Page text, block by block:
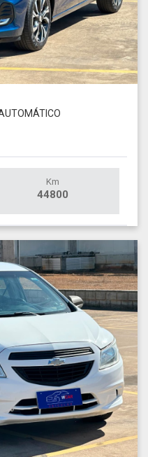
Km
44800